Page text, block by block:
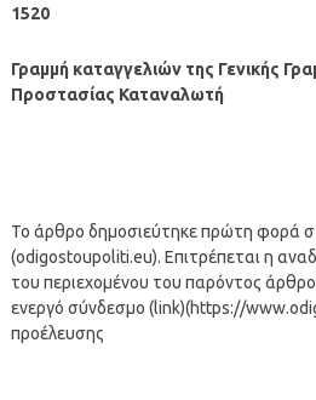
1520
Γραμμή καταγγελιών της Γενικής
Προστασίας Καταναλωτή
Το άρθρο δημοσιεύτηκε πρώτη φορά
(odigostoupoliti.eu). Επιτρέπεται η
του περιεχομένου του παρόντος
ενεργό σύνδεσμο (link)(https://
προέλευσης